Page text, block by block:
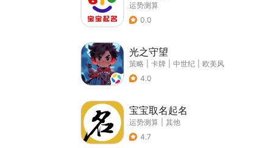
运势测算
0.0
光之守望
策略 卡牌 中世纪
欧美风
4.0
宝宝取名起名
运势测算
其他
4.7